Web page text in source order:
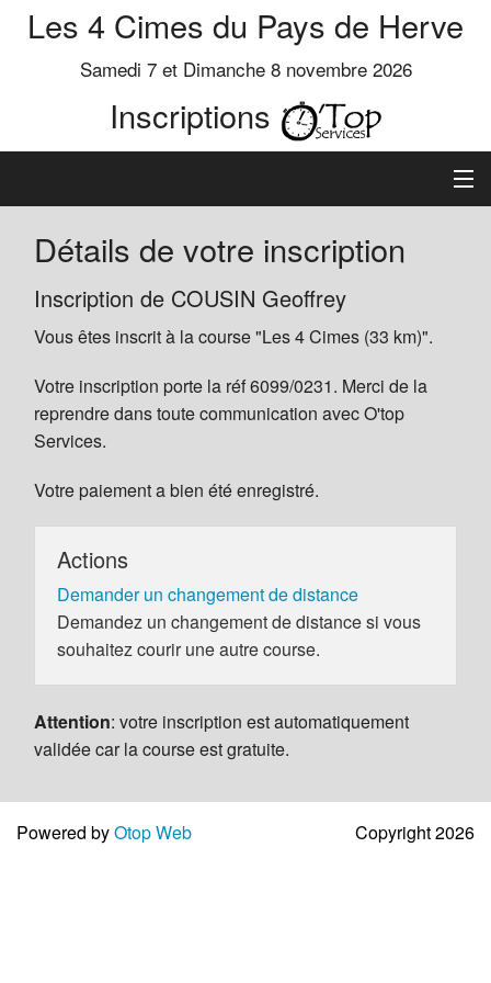
Les 4 Cimes du Pays de Herve
Samedi 7 et Dimanche 8 novembre 2026
Inscriptions
Inscription
Préinscrits
Informations
Détails de votre inscription
Inscription de COUSIN Geoffrey
Vous êtes inscrit à la course "Les 4 Cimes (33 km)".
Votre inscription porte la réf 6099/0231. Merci de la
reprendre dans toute communication avec O'top
Services.
Votre paiement a bien été enregistré.
Actions
Demander un changement de distance
Demandez un changement de distance si vous
souhaitez courir une autre course.
Attention: votre inscription est automatiquement
validée car la course est gratuite.
Powered byOtop Web Copyright 2026